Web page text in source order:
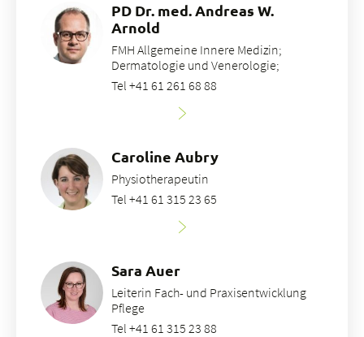
PD Dr. med. Andreas W.
Arnold
FMH Allgemeine Innere Medizin;
Dermatologie und Venerologie;
Tel +41 61 261 68 88
Caroline Aubry
Physiotherapeutin
Tel +41 61 315 23 65
Sara Auer
Leiterin Fach- und Praxisentwicklung
Pflege
Tel +41 61 315 23 88